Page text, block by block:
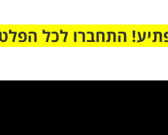
התחברו לכל